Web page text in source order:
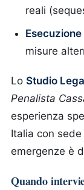
reali
misure
Lo Studio
Penalista
esperienza
Italia con sede
emergenze è
Quando